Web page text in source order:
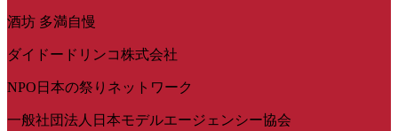
酒坊 多満自慢
ダイドードリンコ株式会社
NPO日本の祭りネットワーク
一般社団法人日本モデルエージェンシー協会